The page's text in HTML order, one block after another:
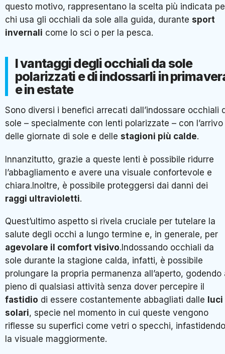
questo motivo, rappresentano la scelta più indicata
chi usa gli occhiali da sole alla guida, durante sport
invernali come lo sci o per la pesca.
I vantaggi degli occhiali da sole
polarizzati e di indossarli in
e in estate
Sono diversi i benefici arrecati dall’indossare occhiali
sole – specialmente con lenti polarizzate – con l’arrivo
delle giornate di sole e delle stagioni più calde.
Innanzitutto, grazie a queste lenti è possibile ridurre
l’abbagliamento e avere una visuale confortevole e
chiara.Inoltre, è possibile proteggersi dai danni dei
raggi ultravioletti.
Quest’ultimo aspetto si rivela cruciale per tutelare la
salute degli occhi a lungo termine e, in generale, per
agevolare il comfort visivo.Indossando occhiali da
sole durante la stagione calda, infatti, è possibile
prolungare la propria permanenza all’aperto, godendo
pieno di qualsiasi attività senza dover percepire il
fastidio di essere costantemente abbagliati dalle luci
solari, specie nel momento in cui queste vengono
riflesse su superfici come vetri o specchi, infastidendo
la visuale maggiormente.